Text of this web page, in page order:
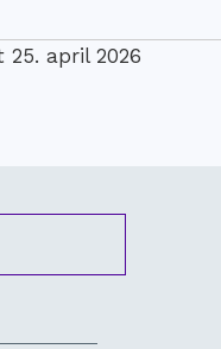
25. april 2026